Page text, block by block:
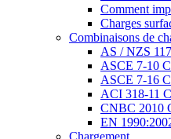
Comment
Charges
Combinaisons de
AS / NZS
ASCE 7-10
ASCE 7-16
ACI 318-11
CNBC 2010
EN